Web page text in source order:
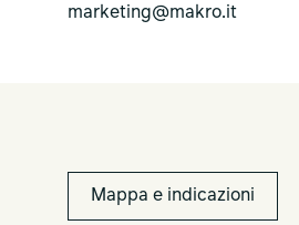
marketing@makro.it
Mappa e indicazioni